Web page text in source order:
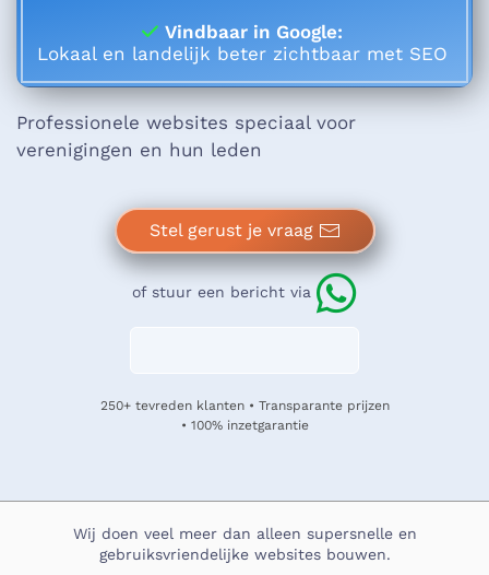
Vindbaar in Google:
Lokaal en landelijk beter zichtbaar met SEO
Professionele websites speciaal voor
verenigingen en hun leden
Stel gerust je vraag
of stuur een bericht via
250+ tevreden klanten • Transparante prijzen
• 100% inzetgarantie
Wij doen veel meer dan alleen supersnelle en
gebruiksvriendelijke websites bouwen.